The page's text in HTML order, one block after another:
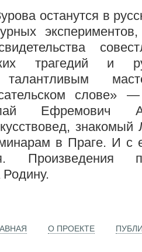
останутся в
трагедий и
талантливым
сло­ве»
Ефре­мович
в Праге. И с
Произведения
О ПРОЕКТЕ